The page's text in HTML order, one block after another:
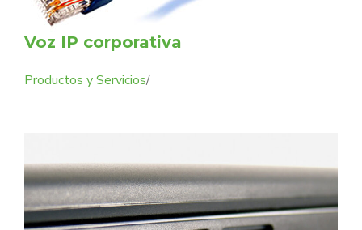
Voz IP corporativa
Productos y Servicios/